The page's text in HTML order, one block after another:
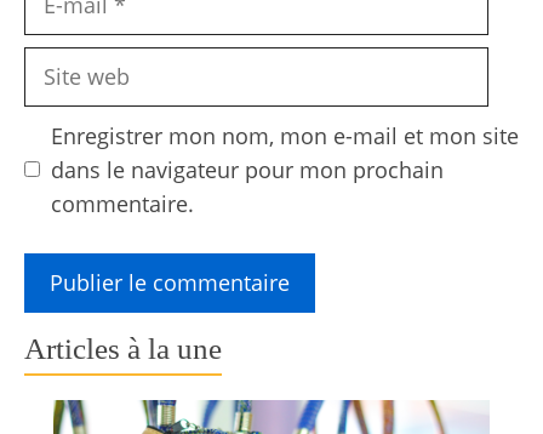
Site
Enregistrer mon nom, mon e-mail et mon site
dans le navigateur pour mon prochain
commentaire.
Articles à la une